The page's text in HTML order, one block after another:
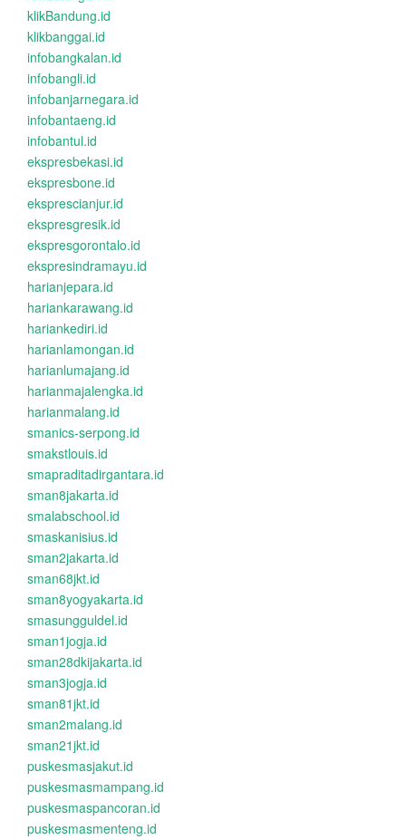
klikBandung.id
klikbanggai.id
infobangkalan.id
infobangli.id
infobanjarnegara.id
infobantaeng.id
infobantul.id
ekspresbekasi.id
ekspresbone.id
eksprescianjur.id
ekspresgresik.id
ekspresgorontalo.id
ekspresindramayu.id
harianjepara.id
hariankarawang.id
hariankediri.id
harianlamongan.id
harianlumajang.id
harianmajalengka.id
harianmalang.id
smanics-serpong.id
smakstlouis.id
smapraditadirgantara.id
sman8jakarta.id
smalabschool.id
smaskanisius.id
sman2jakarta.id
sman68jkt.id
sman8yogyakarta.id
smasungguldel.id
sman1jogja.id
sman28dkijakarta.id
sman3jogja.id
sman81jkt.id
sman2malang.id
sman21jkt.id
puskesmasjakut.id
puskesmasmampang.id
puskesmaspancoran.id
puskesmasmenteng.id